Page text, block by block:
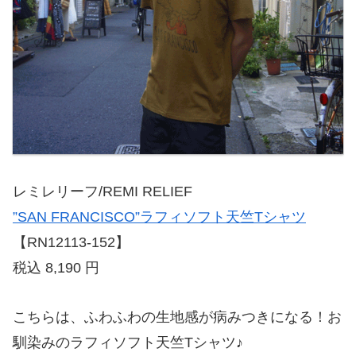
レミレリーフ/REMI RELIEF
”SAN FRANCISCO”ラフィソフト天竺Tシャツ
【RN12113-152】
税込 8,190 円
こちらは、ふわふわの生地感が病みつきになる！お
馴染みのラフィソフト天竺Tシャツ♪